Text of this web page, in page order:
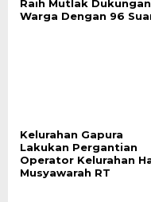
Raih Mutlak Dukungan
Warga Dengan 96
Kelurahan Gapura
Lakukan Pergantian
Operator Kelurahan
Musyawarah RT